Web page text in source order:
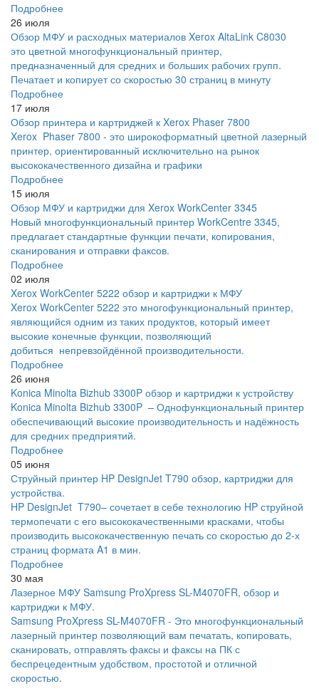
Подробнее
26 июля
Обзор МФУ и расходных материалов Xerox AltaLink C8030
это цветной многофункциональный принтер,
предназначенный для средних и больших рабочих групп.
Печатает и копирует со скоростью 30 страниц в минуту
Подробнее
17 июля
Обзор принтера и картриджей к Xerox Phaser 7800
Xerox Phaser 7800 - это широкоформатный цветной лазерный
принтер, ориентированный исключительно на рынок
высококачественного дизайна и графики
Подробнее
15 июля
Обзор МФУ и картриджи для Xerox WorkCenter 3345
Новый многофункциональный принтер WorkCentre 3345,
предлагает стандартные функции печати, копирования,
сканирования и отправки факсов.
Подробнее
02 июля
Xerox WorkCenter 5222 обзор и картриджи к МФУ
Xerox WorkCenter 5222 это многофункциональный принтер,
являющийся одним из таких продуктов, который имеет
высокие конечные функции, позволяющий
добиться непревзойдённой производительности.
Подробнее
26 июня
Konica Minolta Bizhub 3300P обзор и картриджи к устройству
Konica Minolta Bizhub 3300P – Однофункциональный принтер
обеспечивающий высокие производительность и надёжность
для средних предприятий.
Подробнее
05 июня
Струйный принтер HP DesignJet T790 обзор, картриджи для
устройства.
HP DesignJet T790– сочетает в себе технологию HP струйной
термопечати с его высококачественными красками, чтобы
производить высококачественную печать со скоростью до 2-х
страниц формата A1 в мин.
Подробнее
30 мая
Лазерное МФУ Samsung ProXpress SL-M4070FR, обзор и
картриджи к МФУ.
Samsung ProXpress SL-M4070FR - Это многофункциональный
лазерный принтер позволяющий вам печатать, копировать,
сканировать, отправлять факсы и факсы на ПК с
беспрецедентным удобством, простотой и отличной
скоростью.